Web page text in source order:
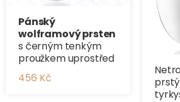
Pánský
wolframový prsten
s černým tenkým
proužkem uprostřed
456 Kč